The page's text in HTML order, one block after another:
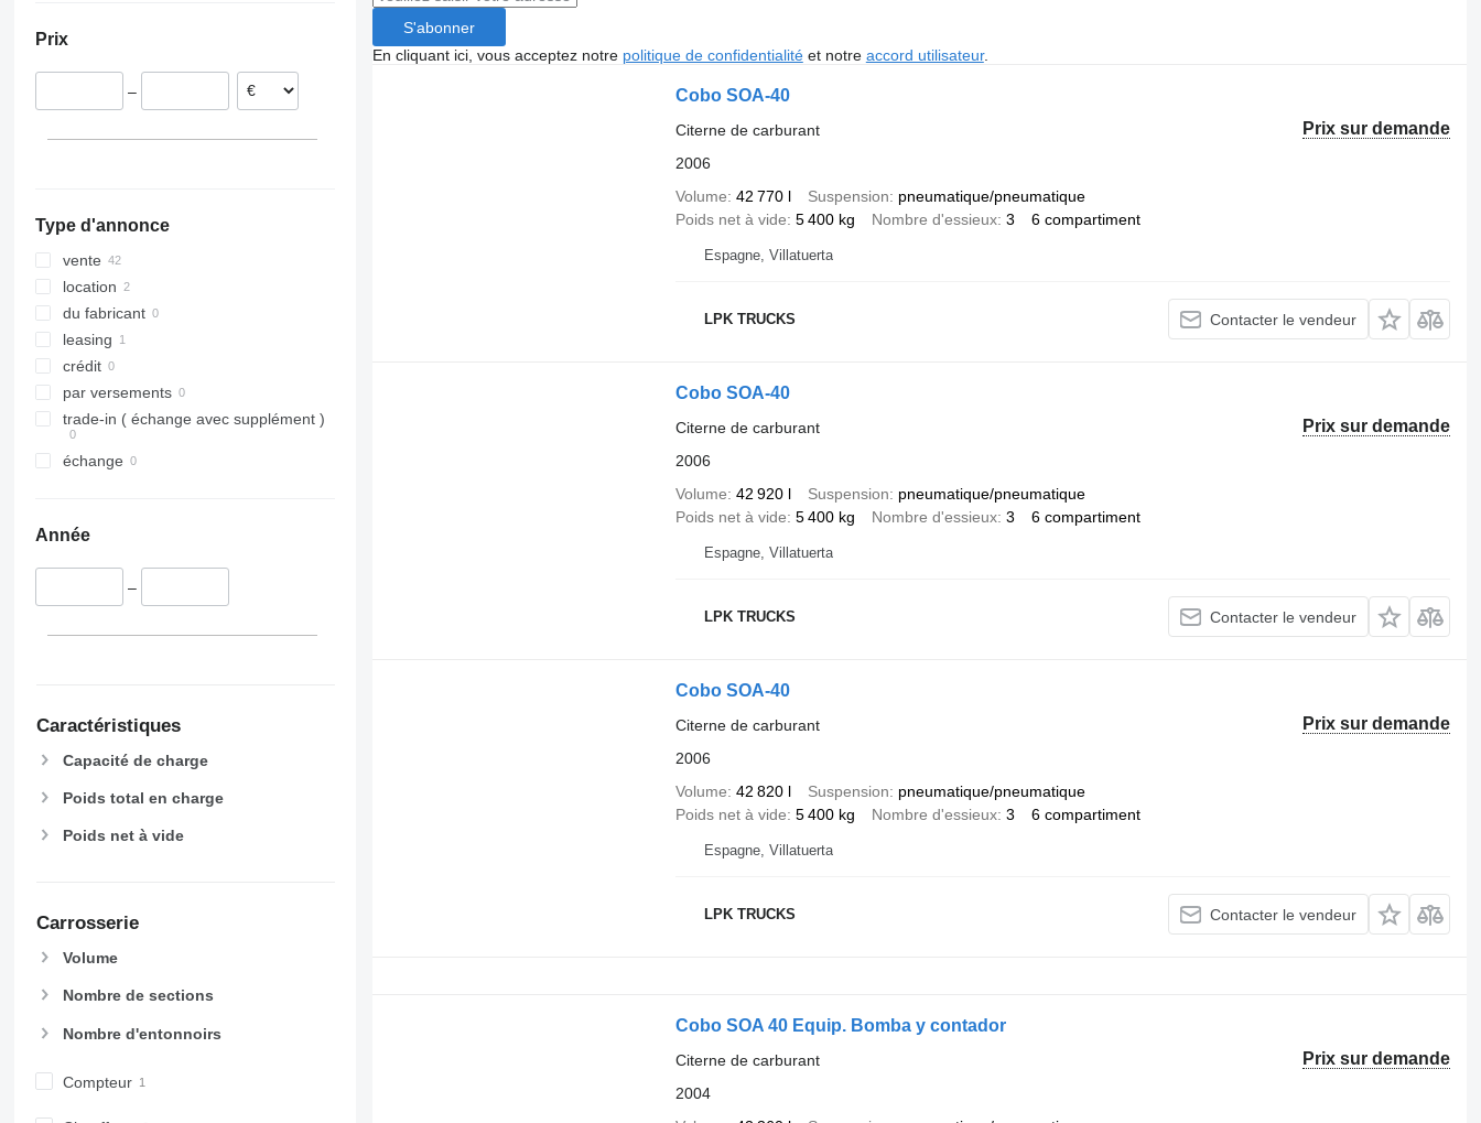
Pologne
Prix
–
Type d'annonce
vente
location
du fabricant
leasing
crédit
par versements
trade-in ( échange avec supplément )
échange
Année
–
Caractéristiques
Capacité de charge
Poids total en charge
Poids net à vide
Carrosserie
Volume
Nombre de sections
Nombre d'entonnoirs
Compteur
S'abonner
En cliquant ici, vous acceptez notre politique de confidentialitéet notre accord utilisateur.
Cobo SOA-40
Prix sur demande
Citerne de carburant
2006
Volume 42 770 l Suspension
pneumatique/pneumatique
Poids net à vide 5 400 kg Nombre d'essieux 3 6 compartiment
Espagne, Villatuerta
LPK TRUCKS Contacter le vendeur
Cobo SOA-40
Prix sur demande
Citerne de carburant
2006
Volume 42 920 l Suspension
pneumatique/pneumatique
Poids net à vide 5 400 kg Nombre d'essieux 3 6 compartiment
Espagne, Villatuerta
LPK TRUCKS Contacter le vendeur
Cobo SOA-40
Prix sur demande
Citerne de carburant
2006
Volume 42 820 l Suspension
pneumatique/pneumatique
Poids net à vide 5 400 kg Nombre d'essieux 3 6 compartiment
Espagne, Villatuerta
LPK TRUCKS Contacter le vendeur
Cobo SOA 40 Equip. Bomba y contador
Prix sur demande
Citerne de carburant
2004